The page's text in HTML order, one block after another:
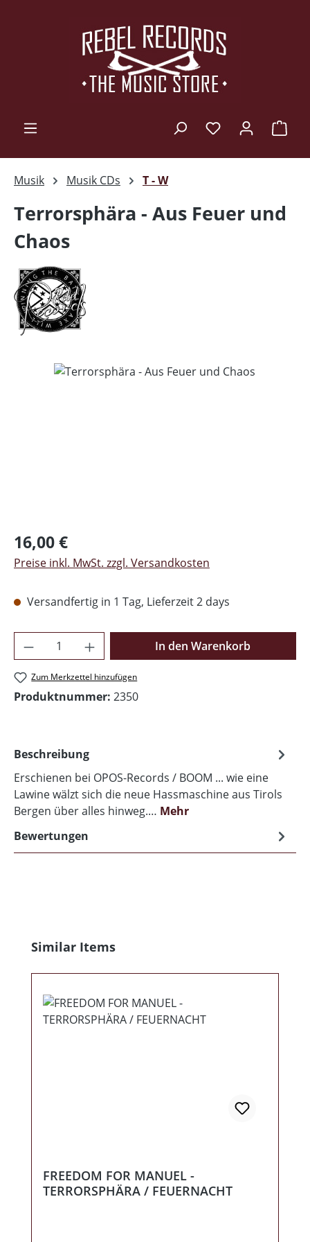
Musik Musik CDs T - W
Terrorsphära - Aus Feuer und
Chaos
Bildergalerie überspringen
Regulärer Preis:
16,00 €
Preise inkl. MwSt. zzgl. Versandkosten
Versandfertig in 1 Tag, Lieferzeit 2 days
Produkt Anzahl: Gib den gewünschten
In den Warenkorb
Zum Merkzettel hinzufügen
Produktnummer: 2350
Beschreibung
Erschienen bei OPOS-Records / BOOM ... wie eine
Lawine wälzt sich die neue Hassmaschine aus Tirols
Bergen über alles hinweg.… Mehr
Bewertungen
Produktgalerie überspringen
Similar Items
FREEDOM FOR MANUEL -
TERRORSPHÄRA / FEUERNACHT